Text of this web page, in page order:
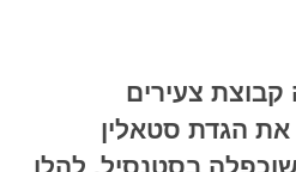
הוציאה קבוצת צעירים
את הגדת סטאלין
בסטנסיל. להלן